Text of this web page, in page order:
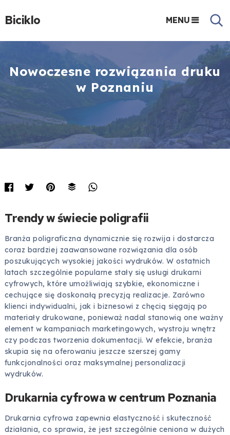
Biciklo MENU
Nowoczesne rozwiązania druku
w Poznaniu
Trendy w świecie poligrafii
Branża poligraficzna dynamicznie się rozwija i dostarcza
coraz bardziej zaawansowane rozwiązania dla osób
poszukujących wysokiej jakości wydruków. W ostatnich
latach szczególnie popularne stały się usługi drukarni
cyfrowych, które umożliwiają szybkie, ekonomiczne i
cechujące się doskonałą precyzją realizacje. Zarówno
klienci indywidualni, jak i biznesowi z chęcią sięgają po
materiały drukowane, ponieważ nadal stanowią one ważny
element w kampaniach marketingowych, wystroju wnętrz
czy podczas tworzenia dokumentacji. W efekcie, branża
skupia się na oferowaniu jeszcze szerszej gamy
funkcjonalności oraz maksymalnej personalizacji
wydruków.
Drukarnia cyfrowa w centrum Poznania
Drukarnia cyfrowa zapewnia elastyczność i skuteczność
działania, co sprawia, że jest szczególnie ceniona w dużych